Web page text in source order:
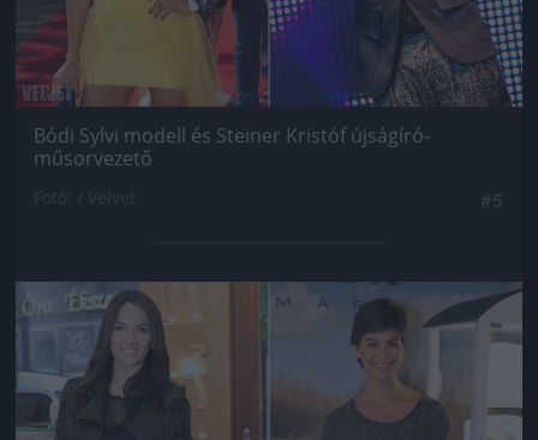
Bódi Sylvi modell és Steiner Kristóf újságíró-
műsorvezető
Jön még kép!